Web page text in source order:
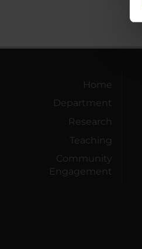
Home
Department
Research
Teaching
Community
Engagement